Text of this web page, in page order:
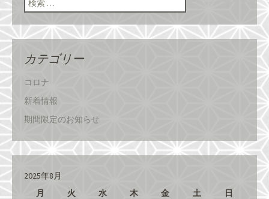
カテゴリー
コロナ
新着情報
期間限定のお知らせ
2025年8月
月
火 水 木 金 土 日